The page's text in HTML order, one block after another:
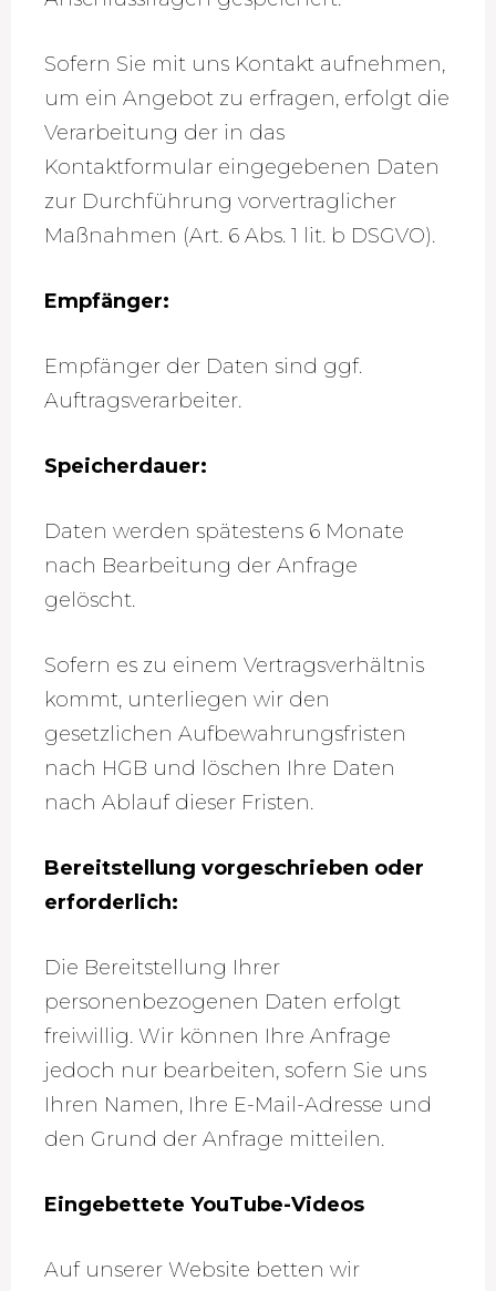
Sofern Sie mit uns Kontakt aufnehmen,
um ein Angebot zu erfragen, erfolgt die
Verarbeitung der in das
Kontaktformular eingegebenen Daten
zur Durchführung vorvertraglicher
Maßnahmen (Art. 6 Abs. 1 lit. b DSGVO).
Empfänger:
Empfänger der Daten sind ggf.
Auftragsverarbeiter.
Speicherdauer:
Daten werden spätestens 6 Monate
nach Bearbeitung der Anfrage
gelöscht.
Sofern es zu einem Vertragsverhältnis
kommt, unterliegen wir den
gesetzlichen Aufbewahrungsfristen
nach HGB und löschen Ihre Daten
nach Ablauf dieser Fristen.
Bereitstellung vorgeschrieben oder
erforderlich:
Die Bereitstellung Ihrer
personenbezogenen Daten erfolgt
freiwillig. Wir können Ihre Anfrage
jedoch nur bearbeiten, sofern Sie uns
Ihren Namen, Ihre E-Mail-Adresse und
den Grund der Anfrage mitteilen.
Eingebettete YouTube-Videos
Auf unserer Website betten wir